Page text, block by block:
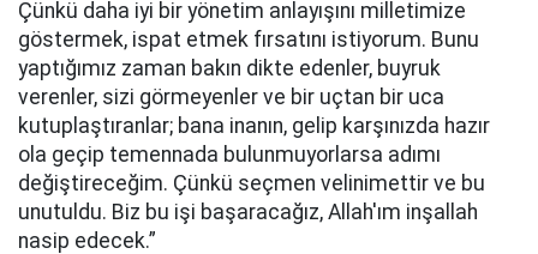
Çünkü daha iyi bir yönetim anlayışını milletimize
göstermek, ispat etmek fırsatını istiyorum. Bunu
yaptığımız zaman bakın dikte edenler, buyruk
verenler, sizi görmeyenler ve bir uçtan bir uca
kutuplaştıranlar; bana inanın, gelip karşınızda hazır
ola geçip temennada bulunmuyorlarsa adımı
değiştireceğim. Çünkü seçmen velinimettir ve bu
unutuldu. Biz bu işi başaracağız, Allah'ım inşallah
nasip edecek.”